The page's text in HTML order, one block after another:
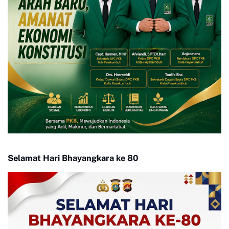
Selamat Hari Bhayangkara ke 80